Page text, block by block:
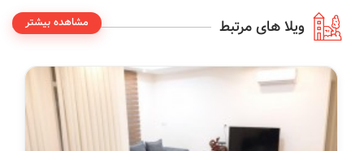
ویلا های مرتبط مشاهده بیشتر